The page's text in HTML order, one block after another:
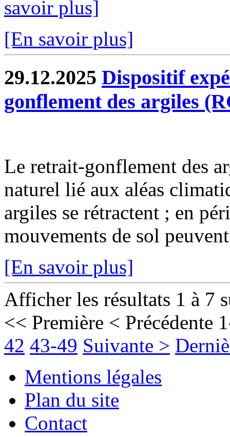
savoir plus]
[En savoir plus]
29.12.2025 Dispositif
gonflement des argiles
Le retrait-gonflement des
naturel lié aux aléas
argiles se rétractent ; en
mouvements de sol
[En savoir plus]
Afficher les résultats 1 à 7
<< Première < Précédente
42 43-49 Suivante >
Mentions légales
Plan du site
Contact